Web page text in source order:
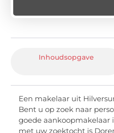
Inhoudsopgave
Een makelaar uit
Bent u op zoek naar
goede aankoopmakelaar
met uw zoektocht is